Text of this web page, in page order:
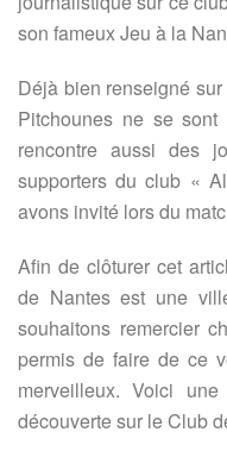
son fameux Jeu à la
Déjà bien renseigné
Pitchounes ne se
rencontre aussi des
supporters du club «
avons invité lors du
Afin de clôturer cet
de Nantes est une
souhaitons remercier
permis de faire de ce
merveilleux. Voici
découverte sur le Club